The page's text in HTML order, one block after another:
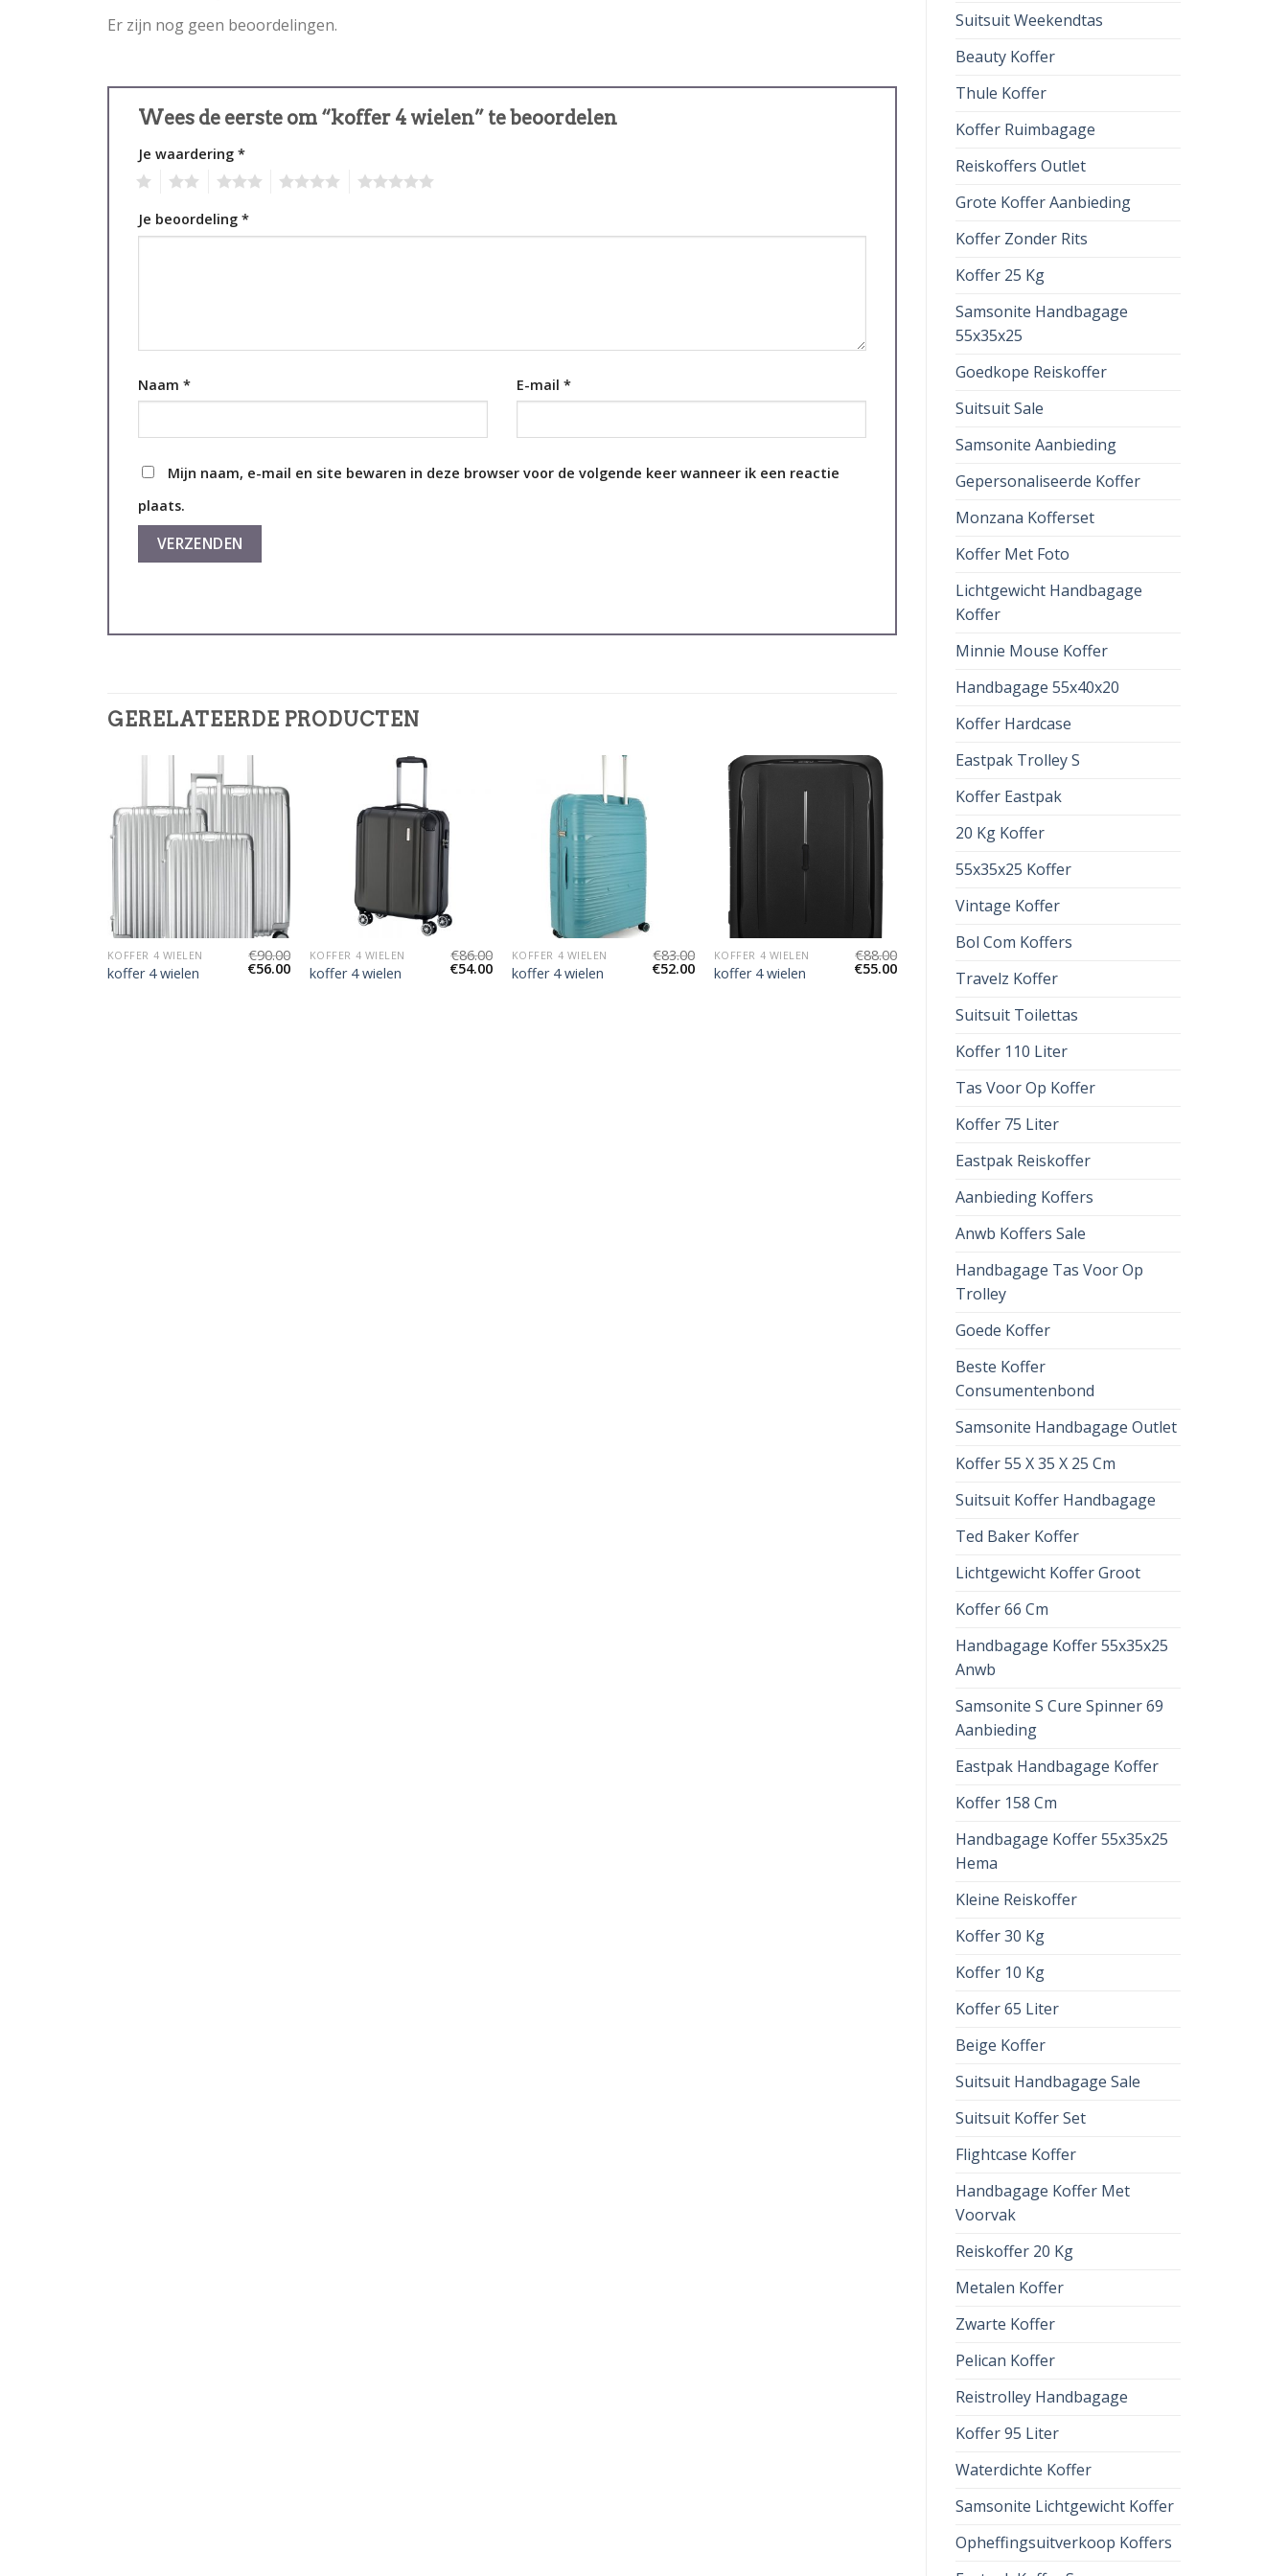
Suitsuit Weekendtas
Beauty Koffer
Thule Koffer
Koffer Ruimbagage
Reiskoffers Outlet
Grote Koffer Aanbieding
Koffer Zonder Rits
Koffer 25 Kg
Samsonite Handbagage
55x35x25
Goedkope Reiskoffer
Suitsuit Sale
Samsonite Aanbieding
Gepersonaliseerde Koffer
Monzana Kofferset
Koffer Met Foto
Lichtgewicht Handbagage
Koffer
Minnie Mouse Koffer
Handbagage 55x40x20
Koffer Hardcase
Eastpak Trolley S
Koffer Eastpak
20 Kg Koffer
55x35x25 Koffer
Vintage Koffer
Bol Com Koffers
Travelz Koffer
Suitsuit Toilettas
Koffer 110 Liter
Tas Voor Op Koffer
Koffer 75 Liter
Eastpak Reiskoffer
Aanbieding Koffers
Anwb Koffers Sale
Handbagage Tas Voor Op
Trolley
Goede Koffer
Beste Koffer
Consumentenbond
Samsonite Handbagage Outlet
Koffer 55 X 35 X 25 Cm
Suitsuit Koffer Handbagage
Ted Baker Koffer
Lichtgewicht Koffer Groot
Koffer 66 Cm
Handbagage Koffer 55x35x25
Anwb
Samsonite S Cure Spinner 69
Aanbieding
Eastpak Handbagage Koffer
Koffer 158 Cm
Handbagage Koffer 55x35x25
Hema
Kleine Reiskoffer
Koffer 30 Kg
Koffer 10 Kg
Koffer 65 Liter
Beige Koffer
Suitsuit Handbagage Sale
Suitsuit Koffer Set
Flightcase Koffer
Handbagage Koffer Met
Voorvak
Reiskoffer 20 Kg
Metalen Koffer
Zwarte Koffer
Pelican Koffer
Reistrolley Handbagage
Koffer 95 Liter
Waterdichte Koffer
Samsonite Lichtgewicht Koffer
Opheffingsuitverkoop Koffers
Er zijn nog geen beoordelingen.
Wees de eerste om “koffer 4 wielen” te beoordelen
Je waardering *
Je beoordeling *
Naam * E-mail *
Mijn naam, e-mail en site bewaren in deze browser voor de volgende keer wanneer ik een reactie
plaats.
GERELATEERDE PRODUCTEN
KOFFER 4 WIELEN
koffer 4 wielen
€90.00
€56.00
KOFFER 4 WIELEN
koffer 4 wielen
€86.00
€54.00
KOFFER 4 WIELEN
koffer 4 wielen
€83.00
€52.00
KOFFER 4 WIELEN
koffer 4 wielen
€88.00
€55.00